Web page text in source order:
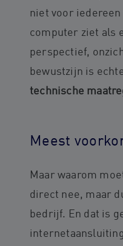
niet voor
computer ziet als
perspectief,
bewustzijn is
technische
Meest
Maar waarom
direct nee, maar
bedrijf. En dat is